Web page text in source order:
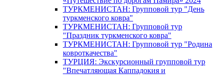
ТУРКМЕНИСТАН: Групповой тур "День
туркменского ковра"
ТУРКМЕНИСТАН: Групповой тур
"Праздник туркменского ковра"
ТУРКМЕНИСТАН: Групповой тур "Родина
ковроткачества"
ТУРЦИЯ: Экскурсионный групповой тур
"Впечатляющая Каппадокия и